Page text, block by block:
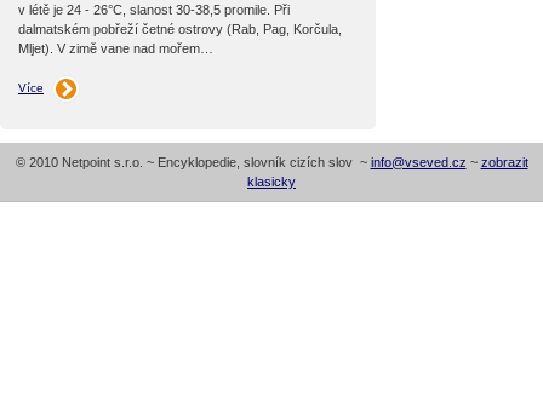
v létě je 24 - 26°C, slanost 30-38,5 promile. Při
dalmatském pobřeží četné ostrovy (Rab, Pag, Korčula,
Mljet). V zimě vane nad mořem…
Více
© 2010 Netpoint s.r.o. ~ Encyklopedie, slovník cizích slov ~ info@vseved.cz ~ zobrazit
klasicky